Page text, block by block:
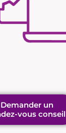
Demander un
vous conseil